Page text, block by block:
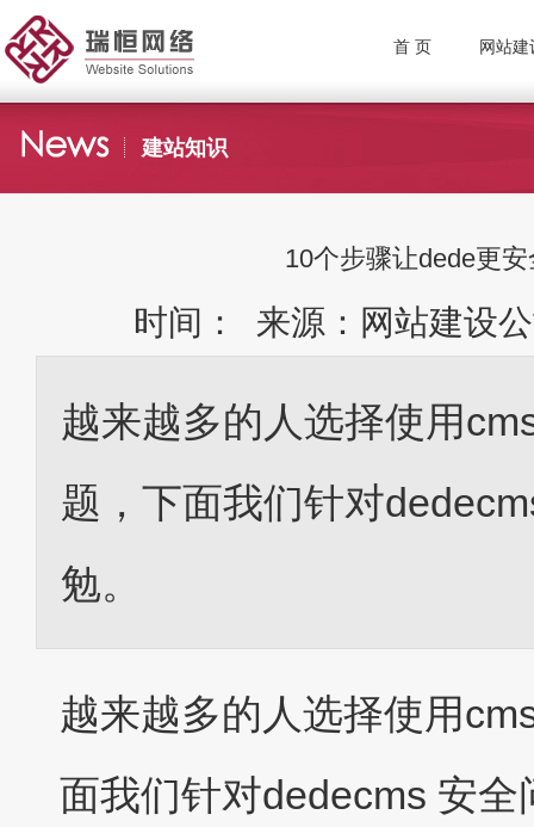
首 页 网站建
建站知识
10个步骤让dede更
时间： 来源：网站建设
越来越多的人选择使用
题，下面我们针对
勉。
越来越多的人选择使用
面我们针对dedecms 安